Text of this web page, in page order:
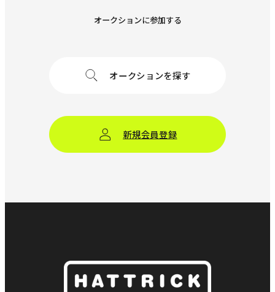
オークションに参加する
オークションを探す
新規会員登録